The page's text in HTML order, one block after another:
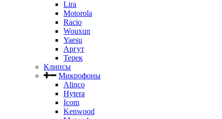
Lira
Motorola
Racio
Wouxun
Yaesu
Аргут
Терек
Клипсы
Микрофоны
Alinco
Hytera
Icom
Kenwood